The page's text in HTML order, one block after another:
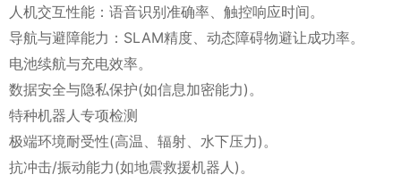
人机交互性能：语音识别准确率、触控响应时间。
导航与避障能力：SLAM精度、动态障碍物避让成功率。
电池续航与充电效率。
数据安全与隐私保护(如信息加密能力)。
特种机器人专项检测
极端环境耐受性(高温、辐射、水下压力)。
抗冲击/振动能力(如地震救援机器人)。